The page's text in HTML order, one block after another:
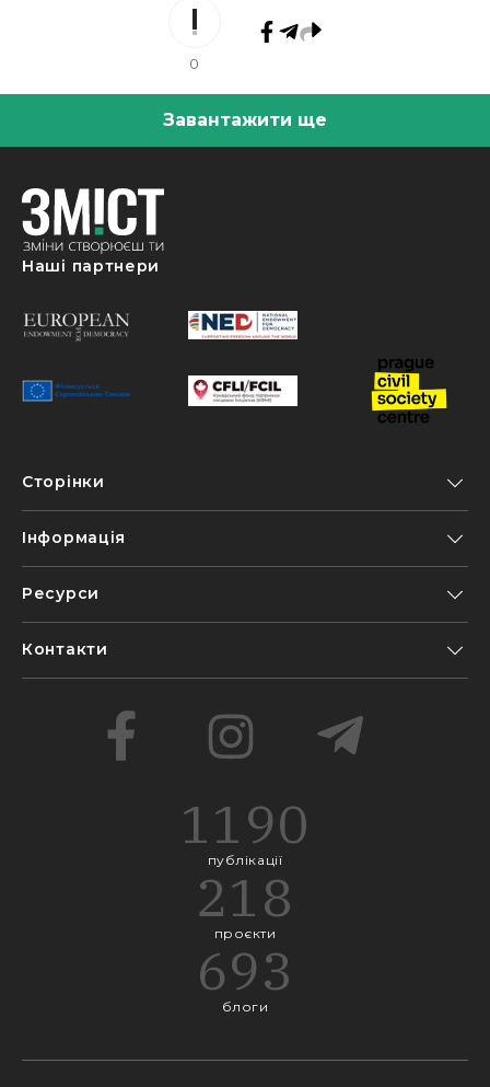
0
Завантажити ще
Наші партнери
Сторінки
Інформація
Ресурси
Контакти
1190
публікації
218
проєкти
693
блоги